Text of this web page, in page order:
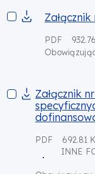
Załącznik nr 1
PDF
Załącznik nr 2
Załącznik
PDF
692.81
INNE